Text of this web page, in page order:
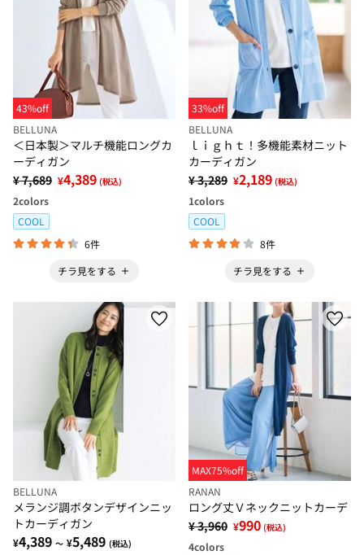
43%off
BELLUNA
＜日本製＞マルチ機能ロングカ
ーディガン
¥ 7,689 ¥4,389 (税込)
2colors
COOL
6件
チラ見をする
33%off
BELLUNA
ｌｉｇｈｔ！多機能素材ニット
カーディガン
¥ 3,289 ¥2,189 (税込)
1colors
COOL
8件
チラ見をする
BELLUNA
メランジ調ボタンデザインニッ
トカーディガン
¥4,389 ～ ¥5,489 (税込)
MAX75%off
RANAN
ロング丈Ｖネックニットカーデ
¥ 3,960 ¥990 (税込)
4colors